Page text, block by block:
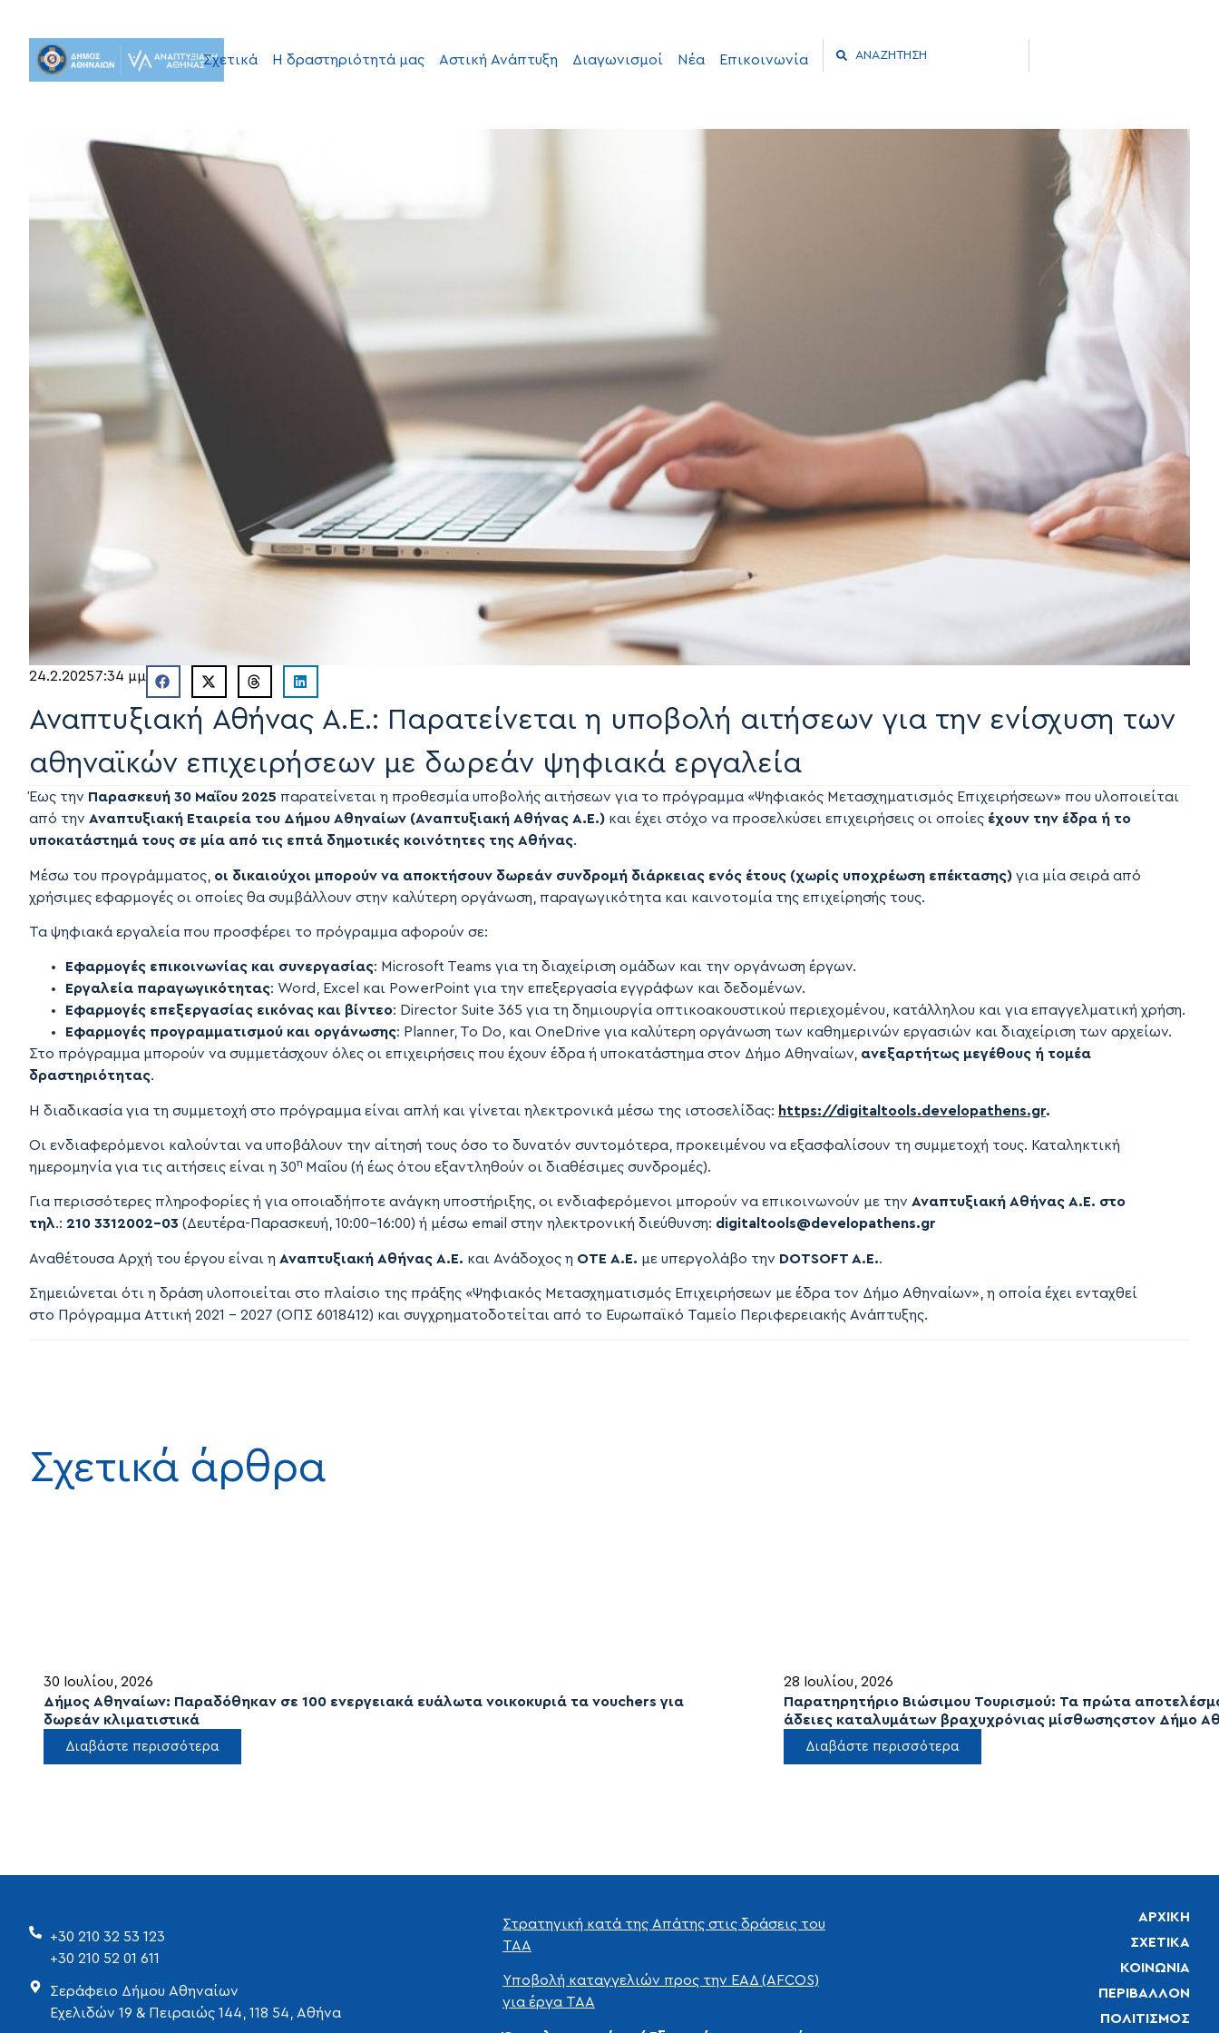
Σχετικά Η δραστηριότητά μας Αστική Ανάπτυξη Διαγωνισμοί Νέα Επικοινωνία
24.2.20257:34 μμ
Αναπτυξιακή Αθήνας Α.Ε.: Παρατείνεται η υποβολή αιτήσεων για την ενίσχυση των
αθηναϊκών επιχειρήσεων με δωρεάν ψηφιακά εργαλεία
Έως την Παρασκευή 30 Μαΐου 2025 παρατείνεται η προθεσμία υποβολής αιτήσεων για το πρόγραμμα «Ψηφιακός Μετασχηματισμός Επιχειρήσεων» που υλοποιείται
από την Αναπτυξιακή Εταιρεία του Δήμου Αθηναίων (Αναπτυξιακή Αθήνας Α.Ε.) και έχει στόχο να προσελκύσει επιχειρήσεις οι οποίες έχουν την έδρα ή το
υποκατάστημά τους σε μία από τις επτά δημοτικές κοινότητες της Αθήνας.
Μέσω του προγράμματος, οι δικαιούχοι μπορούν να αποκτήσουν δωρεάν συνδρομή διάρκειας ενός έτους (χωρίς υποχρέωση επέκτασης) για μία σειρά από
χρήσιμες εφαρμογές οι οποίες θα συμβάλλουν στην καλύτερη οργάνωση, παραγωγικότητα και καινοτομία της επιχείρησής τους.
Τα ψηφιακά εργαλεία που προσφέρει το πρόγραμμα αφορούν σε:
Εφαρμογές επικοινωνίας και συνεργασίας: Microsoft Teams για τη διαχείριση ομάδων και την οργάνωση έργων.
Εργαλεία παραγωγικότητας: Word, Excel και PowerPoint για την επεξεργασία εγγράφων και δεδομένων.
Εφαρμογές επεξεργασίας εικόνας και βίντεο: Director Suite 365 για τη δημιουργία οπτικοακουστικού περιεχομένου, κατάλληλου και για επαγγελματική χρήση.
Εφαρμογές προγραμματισμού και οργάνωσης: Planner, To Do, και OneDrive για καλύτερη οργάνωση των καθημερινών εργασιών και διαχείριση των αρχείων.
Στο πρόγραμμα μπορούν να συμμετάσχουν όλες οι επιχειρήσεις που έχουν έδρα ή υποκατάστημα στον Δήμο Αθηναίων, ανεξαρτήτως μεγέθους ή τομέα
δραστηριότητας.
Η διαδικασία για τη συμμετοχή στο πρόγραμμα είναι απλή και γίνεται ηλεκτρονικά μέσω της ιστοσελίδας: https://digitaltools.developathens.gr.
Οι ενδιαφερόμενοι καλούνται να υποβάλουν την αίτησή τους όσο το δυνατόν συντομότερα, προκειμένου να εξασφαλίσουν τη συμμετοχή τους. Καταληκτική
ημερομηνία για τις αιτήσεις είναι η 30η Μαΐου (ή έως ότου εξαντληθούν οι διαθέσιμες συνδρομές).
Για περισσότερες πληροφορίες ή για οποιαδήποτε ανάγκη υποστήριξης, οι ενδιαφερόμενοι μπορούν να επικοινωνούν με την Αναπτυξιακή Αθήνας Α.Ε. στο
τηλ.: 210 3312002-03 (Δευτέρα-Παρασκευή, 10:00-16:00) ή μέσω email στην ηλεκτρονική διεύθυνση: digitaltools@developathens.gr
Αναθέτουσα Αρχή του έργου είναι η Αναπτυξιακή Αθήνας Α.Ε. και Ανάδοχος η ΟΤΕ Α.Ε. με υπεργολάβο την DOTSOFT Α.Ε..
Σημειώνεται ότι η δράση υλοποιείται στο πλαίσιο της πράξης «Ψηφιακός Μετασχηματισμός Επιχειρήσεων με έδρα τον Δήμο Αθηναίων», η οποία έχει ενταχθεί
στο Πρόγραμμα Αττική 2021 – 2027 (ΟΠΣ 6018412) και συγχρηματοδοτείται από το Ευρωπαϊκό Ταμείο Περιφερειακής Ανάπτυξης.
Σχετικά άρθρα
30 Ιουλίου, 2026
Δήμος Αθηναίων: Παραδόθηκαν σε 100 ενεργειακά ευάλωτα νοικοκυριά τα vouchers για
δωρεάν κλιματιστικά
Διαβάστε περισσότερα
28 Ιουλίου, 2026
Παρατηρητήριο Βιώσιμου Τουρισμού: Τα πρώτα
άδειες καταλυμάτων βραχυχρόνιας μίσθωσηςστον Δήμο
Διαβάστε περισσότερα
+30 210 32 53 123
+30 210 52 01 611
Σεράφειο Δήμου Αθηναίων
Εχελιδών 19 & Πειραιώς 144, 118 54, Αθήνα
Στρατηγική κατά της Απάτης στις δράσεις του
ΤΑΑ
Yποβολή καταγγελιών προς την ΕΑΔ (AFCOS)
για έργα ΤΑΑ
ΑΡΧΙΚΉ
ΣΧΕΤΙΚΆ
ΚΟΙΝΩΝΊΑ
ΠΕΡΙΒΆΛΛΟΝ
ΠΟΛΙΤΙΣΜΌΣ